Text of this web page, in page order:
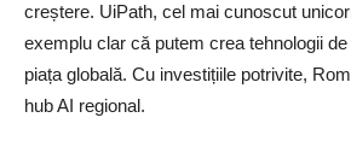
creștere. UiPath, cel mai cunoscut
exemplu clar că putem crea tehnologii
piața globală. Cu investițiile potrivite,
hub AI regional.